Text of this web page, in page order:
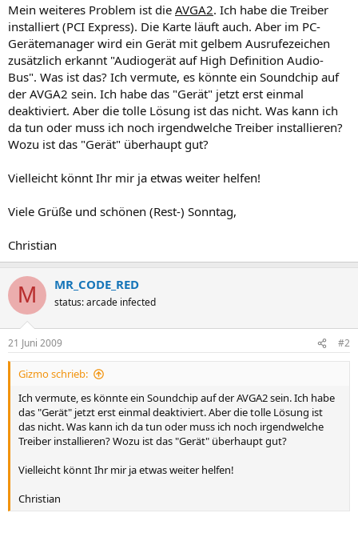
Mein weiteres Problem ist die AVGA2. Ich habe die Treiber
installiert (PCI Express). Die Karte läuft auch. Aber im PC-
Gerätemanager wird ein Gerät mit gelbem Ausrufezeichen
zusätzlich erkannt "Audiogerät auf High Definition Audio-
Bus". Was ist das? Ich vermute, es könnte ein Soundchip auf
der AVGA2 sein. Ich habe das "Gerät" jetzt erst einmal
deaktiviert. Aber die tolle Lösung ist das nicht. Was kann ich
da tun oder muss ich noch irgendwelche Treiber installieren?
Wozu ist das "Gerät" überhaupt gut?
Vielleicht könnt Ihr mir ja etwas weiter helfen!
Viele Grüße und schönen (Rest-) Sonntag,
Christian
M MR_CODE_RED
status: arcade infected
21 Juni 2009 #2
Gizmo schrieb:
Ich vermute, es könnte ein Soundchip auf der AVGA2 sein. Ich habe
das "Gerät" jetzt erst einmal deaktiviert. Aber die tolle Lösung ist
das nicht. Was kann ich da tun oder muss ich noch irgendwelche
Treiber installieren? Wozu ist das "Gerät" überhaupt gut?
Vielleicht könnt Ihr mir ja etwas weiter helfen!
Christian